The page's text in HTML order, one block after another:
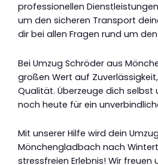
professionellen
um den sicheren Transport
dir bei allen Fragen rund um den
Bei Umzug Schröder aus
großen Wert auf
Qualität. Überzeuge dich selbst
noch heute für ein
Mit unserer Hilfe wird dein
Mönchengladbach nach
stressfreien Erlebnis! Wir freuen